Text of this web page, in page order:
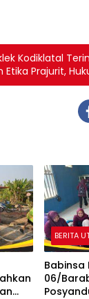
Kodiklatal
Etika Prajurit,
BERITA
Babinsa
06/